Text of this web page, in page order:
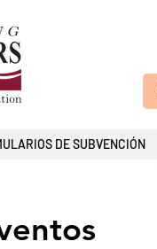
DE SUBVENCIÓN